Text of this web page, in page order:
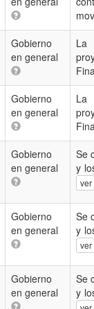
Gobierno
en general
La
Gobierno
en general
La
Gobierno
en general
Se
y
ver
Gobierno
en general
Se
y
ver
Gobierno
en general
Se
y